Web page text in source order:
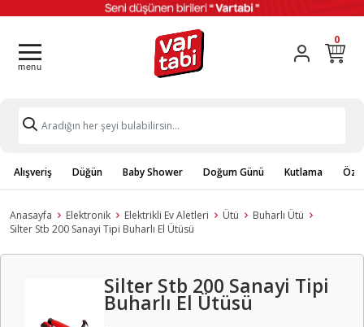
0
Alışveriş Düğün Baby Shower Doğum Günü Kutlama
Anasayfa Elektronik Elektrikli Ev Aletleri Ütü
Buharlı Ütü
Silter Stb 200 Sanayi Tipi Buharlı El Ütüsü
Silter Stb 200 Sanayi Tipi
Buharlı El Ütüsü